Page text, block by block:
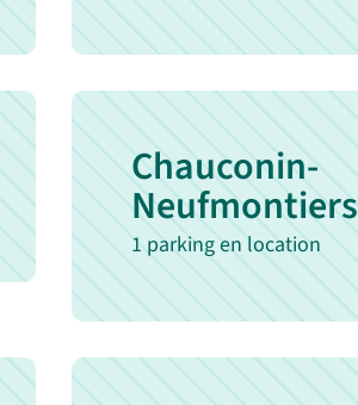
Chauconin-
Neufmontiers
1 parking en location